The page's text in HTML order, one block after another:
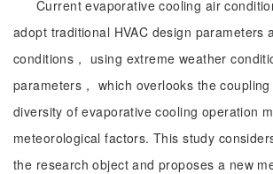
Current evaporative cooling air
adopt traditional HVAC design parameters
conditions， using extreme weather
parameters， which overlooks the
diversity of evaporative cooling operation
meteorological factors. This study
the research object and proposes a new